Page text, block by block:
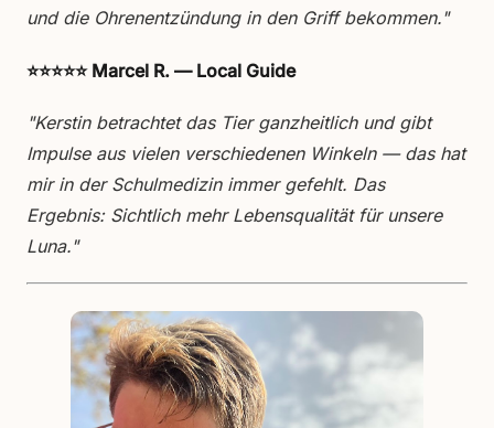
und die Ohrenentzündung in den Griff bekommen."
⭐⭐⭐⭐⭐ Marcel R. — Local Guide
"Kerstin betrachtet das Tier ganzheitlich und gibt
Impulse aus vielen verschiedenen Winkeln — das hat
mir in der Schulmedizin immer gefehlt. Das
Ergebnis: Sichtlich mehr Lebensqualität für unsere
Luna."